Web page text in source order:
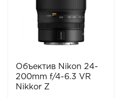
Объектив Nikon 24-
200mm f/4-6.3 VR
Nikkor Z